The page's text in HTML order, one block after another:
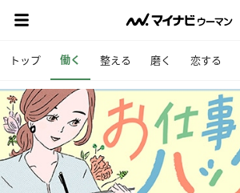
トップ 働く 整える 磨く 恋する